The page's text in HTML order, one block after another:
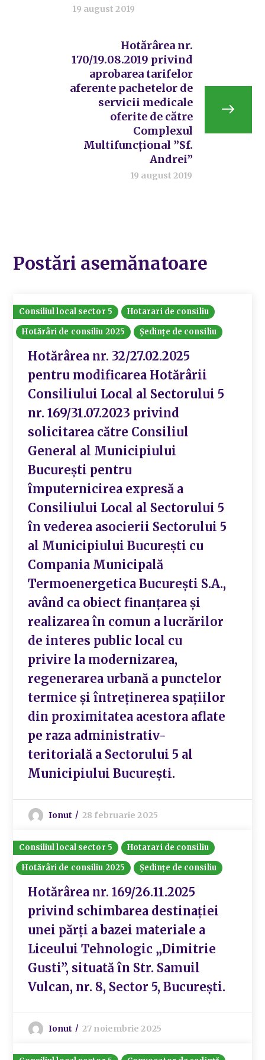
19 august 2019
Hotărârea nr.
170/19.08.2019 privind
aprobarea tarifelor
aferente pachetelor de
servicii medicale
oferite de către
Complexul
Multifuncțional ”Sf.
Andrei”
19 august 2019
Postări asemănatoare
Consiliul local sector 5
Hotarari de consiliu
Hotărâri de consiliu 2025
Ședințe de consiliu
Hotărârea nr. 32/27.02.2025
pentru modificarea Hotărârii
Consiliului Local al Sectorului 5
nr. 169/31.07.2023 privind
solicitarea către Consiliul
General al Municipiului
București pentru
împuternicirea expresă a
Consiliului Local al Sectorului 5
în vederea asocierii Sectorului 5
al Municipiului București cu
Compania Municipală
Termoenergetica București S.A.,
având ca obiect finanțarea și
realizarea în comun a lucrărilor
de interes public local cu
privire la modernizarea,
regenerarea urbană a punctelor
termice și întreținerea spațiilor
din proximitatea acestora aflate
pe raza administrativ-
teritorială a Sectorului 5 al
Municipiului București.
Ionut 28 februarie 2025
Consiliul local sector 5
Hotarari de consiliu
Hotărâri de consiliu 2025
Ședințe de consiliu
Hotărârea nr. 169/26.11.2025
privind schimbarea destinației
unei părți a bazei materiale a
Liceului Tehnologic „Dimitrie
Gusti”, situată în Str. Samuil
Vulcan, nr. 8, Sector 5, București.
Ionut 27 noiembrie 2025